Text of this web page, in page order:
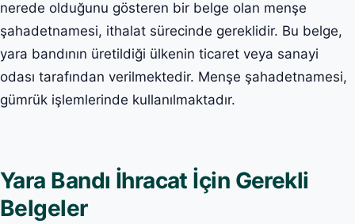
nerede olduğunu gösteren bir belge olan menşe
şahadetnamesi, ithalat sürecinde gereklidir. Bu belge,
yara bandının üretildiği ülkenin ticaret veya sanayi
odası tarafından verilmektedir. Menşe şahadetnamesi,
gümrük işlemlerinde kullanılmaktadır.
Yara Bandı İhracat İçin Gerekli
Belgeler